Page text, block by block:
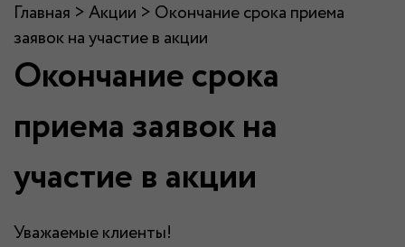
Главная >Акции > Окончание срока приема
заявок на участие в акции
Окончание срока
приема заявок на
участие в акции
Уважаемые клиенты!